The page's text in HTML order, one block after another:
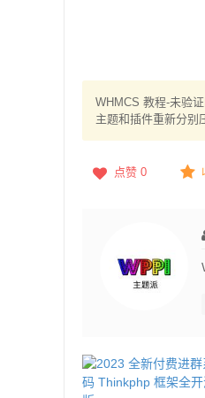
WHMCS 教程-未验
主题和插件重新分别
点赞 0